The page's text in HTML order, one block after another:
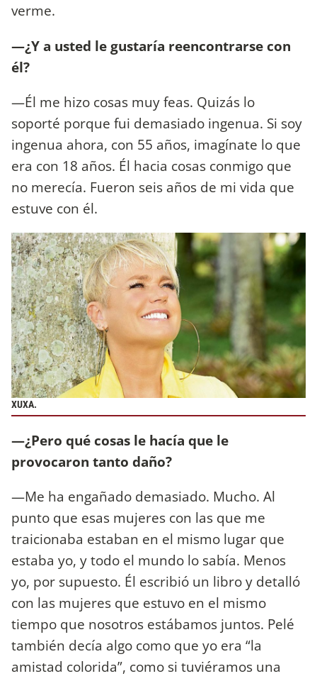
verme.
—¿Y a usted le gustaría reencontrarse con
él?
—Él me hizo cosas muy feas. Quizás lo
soporté porque fui demasiado ingenua. Si soy
ingenua ahora, con 55 años, imagínate lo que
era con 18 años. Él hacia cosas conmigo que
no merecía. Fueron seis años de mi vida que
estuve con él.
XUXA.
—¿Pero qué cosas le hacía que le
provocaron tanto daño?
—Me ha engañado demasiado. Mucho. Al
punto que esas mujeres con las que me
traicionaba estaban en el mismo lugar que
estaba yo, y todo el mundo lo sabía. Menos
yo, por supuesto. Él escribió un libro y detalló
con las mujeres que estuvo en el mismo
tiempo que nosotros estábamos juntos. Pelé
también decía algo como que yo era “la
amistad colorida”, como si tuviéramos una